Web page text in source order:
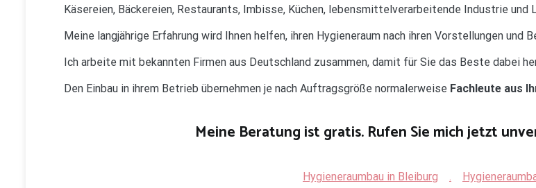
Käsereien, Bäckereien, Restaurants, Imbisse, Küchen, lebensmittelverarbeitende Industrie und
Meine langjährige Erfahrung wird Ihnen helfen, ihren Hygieneraum nach ihren Vorstellungen und
Ich arbeite mit bekannten Firmen aus Deutschland zusammen, damit für Sie das Beste dabei
Den Einbau in ihrem Betrieb übernehmen je nach Auftragsgröße normalerweise Fachleute aus
Meine Beratung ist gratis. Rufen Sie mich jetzt
Hygieneraumbau in Bleiburg .